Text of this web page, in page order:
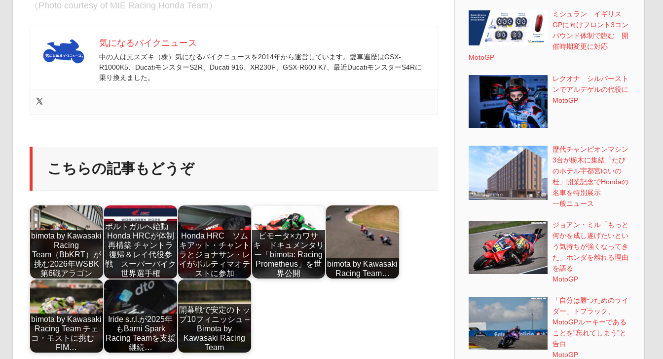
（Photo courtesy of MIE Racing Honda Team）
気になるバイクニュース
中の人は元スズキ（株）気になるバイクニュースを2014年から運営しています。愛車遍歴はGSX-
R1000K5、DucatiモンスターS2R、Ducati 916、XR230F、GSX-R600 K7、最近DucatiモンスターS4Rに
乗り換えました。
こちらの記事もどうぞ
bimota by Kawasaki
Racing
Team（BbKRT）が
挑む2026年WSBK
第6戦アラゴン
ポルトガルへ始動
Honda HRCが体制
再構築 チャントラ
復帰＆レイ代役参
戦 スーパーバイク
世界選手権
Honda HRC ソム
キアット・チャント
ラとジョナサン・レ
イがポルティマオテ
ストに参加
ビモータ×カワサ
キ ドキュメンタリ
ー「bimota: Racing
Prometheus」を世
界公開
bimota by Kawasaki
Racing Team…
bimota by Kawasaki
Racing Team チェ
コ・モストに挑む
FIM…
Iride s.r.l.が2025年
もBarni Spark
Racing Teamを支援
継続…
開幕戦で安定のトッ
プ10フィニッシュ –
Bimota by
Kawasaki Racing
Team
ミシュラン イギリス
GPに向けフロント3コン
パウンド体制で臨む 開
催時期変更に対応
MotoGP
レクオナ シルバースト
ンでアルデゲルの代役に
MotoGP
歴代チャンピオンマシン
3台が栃木に集結「たび
のホテル宇都宮ゆいの
杜」開業記念でHondaの
名車を特別展示
一般ニュース
ジョアン・ミル「もっと
何かを成し遂げたいとい
う気持ちが強くなってき
た」ホンダを離れる理由
を語る
MotoGP
「自分は勝つためのライ
ダー」トプラック、
MotoGPルーキーである
ことを”忘れてしまう”と
告白
MotoGP